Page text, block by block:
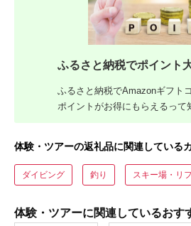
ふるさと納税でポイント
ふるさと納税でAmazonギフト
ポイントがお得にもらえるって
体験・ツアーの返礼品に関連している
ダイビング 釣り スキー場・リ
体験・ツアーに関連しているおす